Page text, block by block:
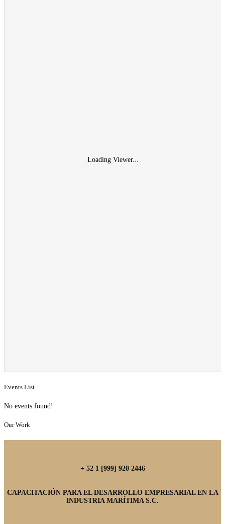
Loading Viewer...
Events List
No events found!
Our Work
+ 52 1 [999] 920 2446
CAPACITACIÓN PARA EL DESARROLLO EMPRESARIAL EN LA
INDUSTRIA MARÍTIMA S.C.